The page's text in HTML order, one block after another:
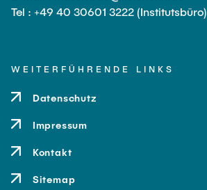
Tel : +49 40 30601 3222 (Institutsbüro)
WEITERFÜHRENDE LINKS
Datenschutz
Impressum
Kontakt
Sitemap